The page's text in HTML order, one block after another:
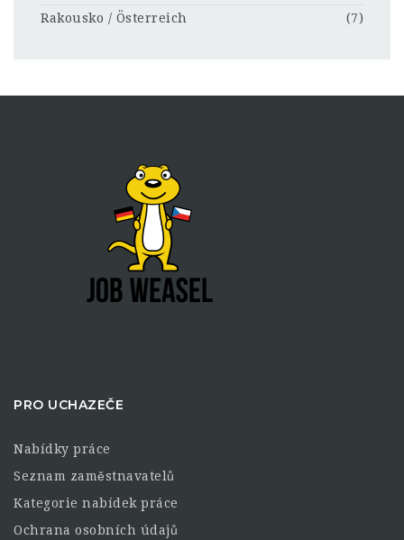
Rakousko / Österreich (7)
PRO UCHAZEČE
Nabídky práce
Seznam zaměstnavatelů
Kategorie nabídek práce
Ochrana osobních údajů